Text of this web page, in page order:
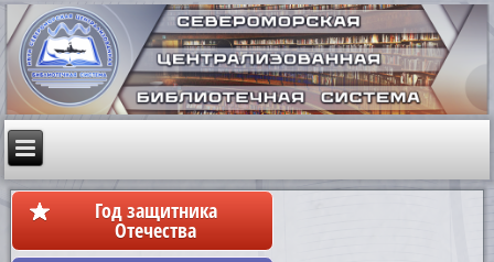
Год защитника
Отечества